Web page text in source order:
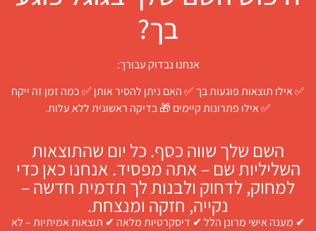
בך?
אנחנו נבדוק עבורך:
✅ אילו תוצאות פוגעות בך ✅ האם ניתן להסיר אותן ✅ כמה זמן זה ייקח
✅ אילו פתרונות קיימים 🎁 בדיקה ראשונית ללא עלות.
השם שלך שווה כסף. כל יום שהתוצאות
השליליות שם – אתה מפסיד. אנחנו כאן כדי
למחוק, לדחוק ולבנות לך תדמית חדשה –
נקייה, חזקה ומנצחת.
✔ מענה אישי מרונן הלל ✔ דיסקרטיות מלאה ✔ תוצאות אמיתיות – לא